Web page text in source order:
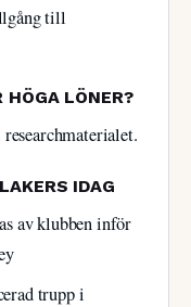
till
HÖGA LÖNER?
IDAG
av klubben inför
trupp i